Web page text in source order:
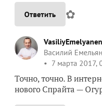
Ответить ✿
Василий
7 марта 2017,
Точно, точно. В
нового Спрайта —